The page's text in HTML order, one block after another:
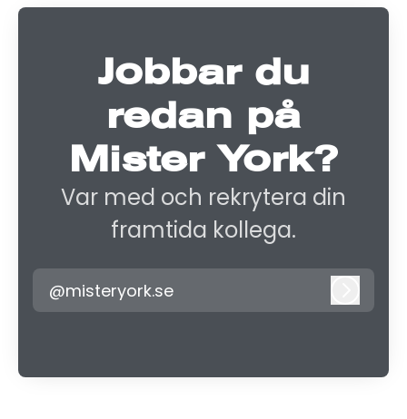
Jobbar du
redan på
Mister York?
Var med och rekrytera din
framtida kollega.
@misteryork.se